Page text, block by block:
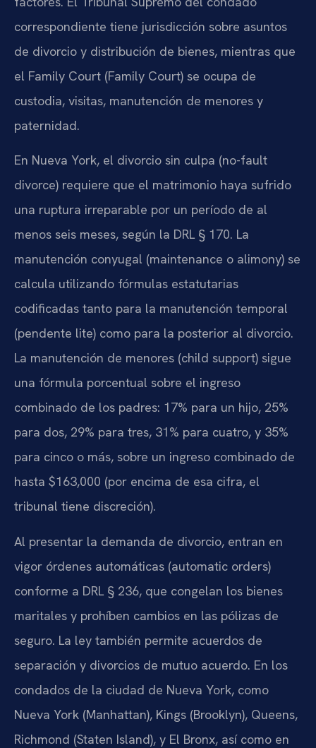
correspondiente tiene jurisdicción sobre asuntos
de divorcio y distribución de bienes, mientras que
el Family Court (Family Court) se ocupa de
custodia, visitas, manutención de menores y
paternidad.
En Nueva York, el divorcio sin culpa (no-fault
divorce) requiere que el matrimonio haya sufrido
una ruptura irreparable por un período de al
menos seis meses, según la DRL § 170. La
manutención conyugal (maintenance o alimony) se
calcula utilizando fórmulas estatutarias
codificadas tanto para la manutención temporal
(pendente lite) como para la posterior al divorcio.
La manutención de menores (child support) sigue
una fórmula porcentual sobre el ingreso
combinado de los padres: 17% para un hijo, 25%
para dos, 29% para tres, 31% para cuatro, y 35%
para cinco o más, sobre un ingreso combinado de
hasta $163,000 (por encima de esa cifra, el
tribunal tiene discreción).
Al presentar la demanda de divorcio, entran en
vigor órdenes automáticas (automatic orders)
conforme a DRL § 236, que congelan los bienes
maritales y prohíben cambios en las pólizas de
seguro. La ley también permite acuerdos de
separación y divorcios de mutuo acuerdo. En los
condados de la ciudad de Nueva York, como
Nueva York (Manhattan), Kings (Brooklyn), Queens,
Richmond (Staten Island), y El Bronx, así como en